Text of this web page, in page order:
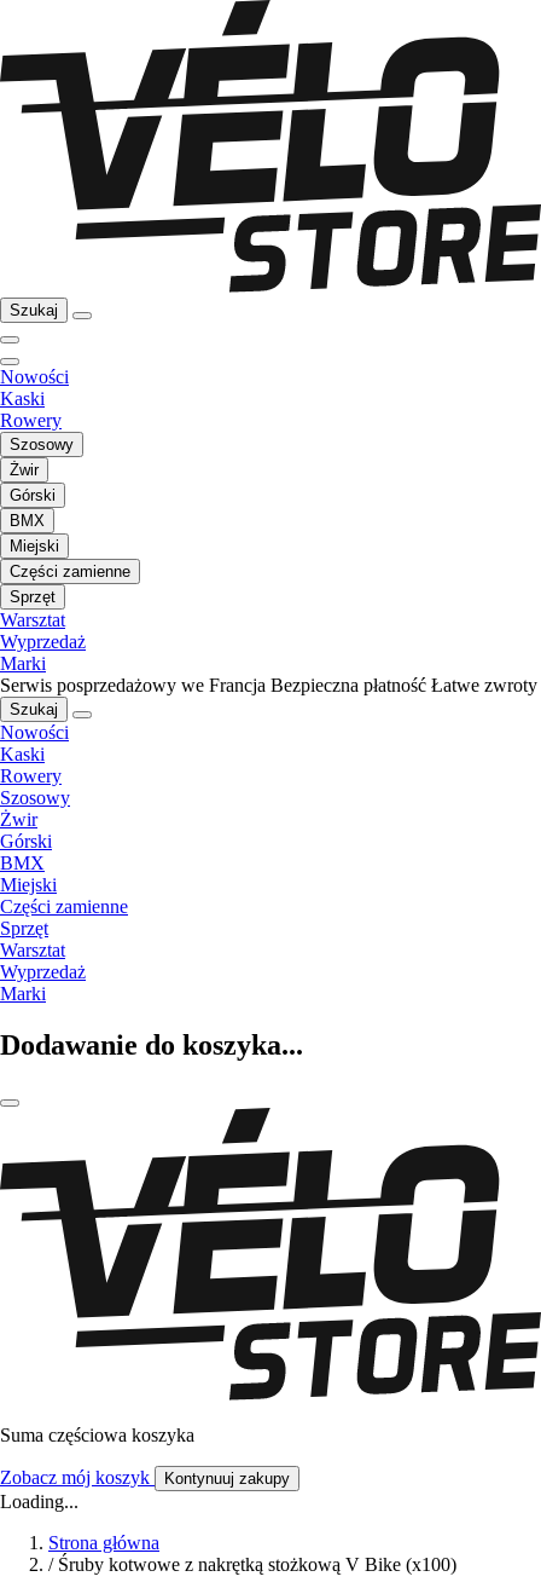
Szukaj
Nowości
Kaski
Rowery
Szosowy
Żwir
Górski
BMX
Miejski
Części zamienne
Sprzęt
Warsztat
Wyprzedaż
Marki
Serwis posprzedażowy we Francja Bezpieczna płatność Łatwe zwroty
Szukaj
Nowości
Kaski
Rowery
Szosowy
Żwir
Górski
BMX
Miejski
Części zamienne
Sprzęt
Warsztat
Wyprzedaż
Marki
Dodawanie do koszyka...
Suma częściowa koszyka
Zobacz mój koszyk Kontynuuj zakupy
Loading...
Strona główna
/ Śruby kotwowe z nakrętką stożkową V Bike (x100)